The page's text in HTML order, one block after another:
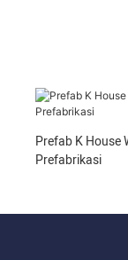
Prefab K House
Prefabrikasi